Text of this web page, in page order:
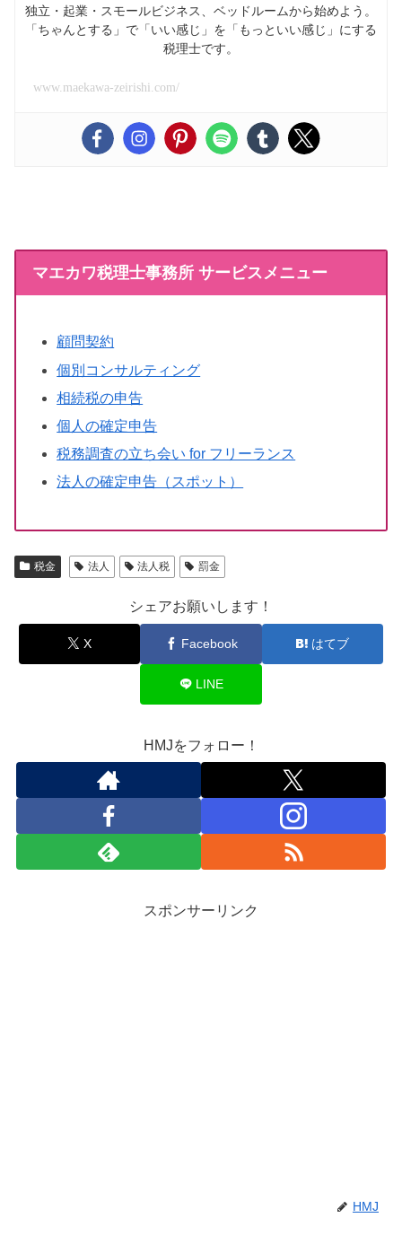
独立・起業・スモールビジネス、ベッドルームから始めよう。
「ちゃんとする」で「いい感じ」を「もっといい感じ」にする
税理士です。
www.maekawa-zeirishi.com/
マエカワ税理士事務所 サービスメニュー
顧問契約
個別コンサルティング
相続税の申告
個人の確定申告
税務調査の立ち会い for フリーランス
法人の確定申告（スポット）
税金 法人 法人税 罰金
シェアお願いします！
X Facebook はてブ
LINE
HMJをフォロー！
スポンサーリンク
HMJ